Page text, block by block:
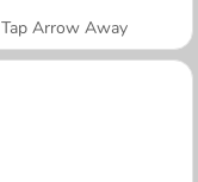
Tap Arrow Away